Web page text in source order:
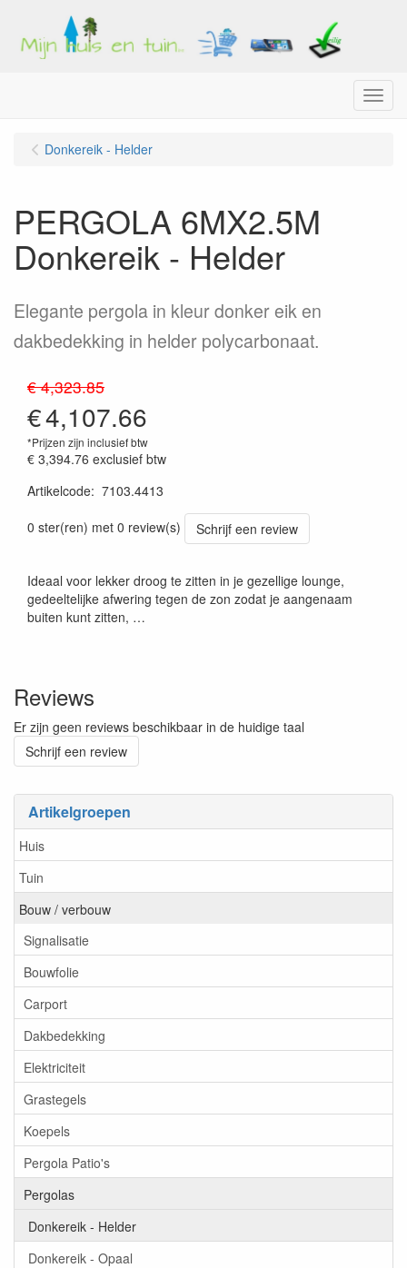
Menu
Artikelgroepen
Huis
Tuin
Bouw / verbouw
Signalisatie
Bouwfolie
Carport
Dakbedekking
Elektriciteit
Grastegels
Koepels
Pergola Patio's
Pergolas
Donkereik - Helder
Donkereik - Opaal
Donkereik - Helder
PERGOLA 6MX2.5M
Donkereik - Helder
Elegante pergola in kleur donker eik en
dakbedekking in helder polycarbonaat.
€ 4,323.85
€4,107.66
*Prijzen zijn inclusief btw
€ 3,394.76 exclusief btw
Artikelcode: 7103.4413
0 ster(ren) met 0 review(s)
Schrijf een review
Ideaal voor lekker droog te zitten in je gezellige lounge,
gedeeltelijke afwering tegen de zon zodat je aangenaam
buiten kunt zitten, …
Reviews
Er zijn geen reviews beschikbaar in de huidige taal
Schrijf een review